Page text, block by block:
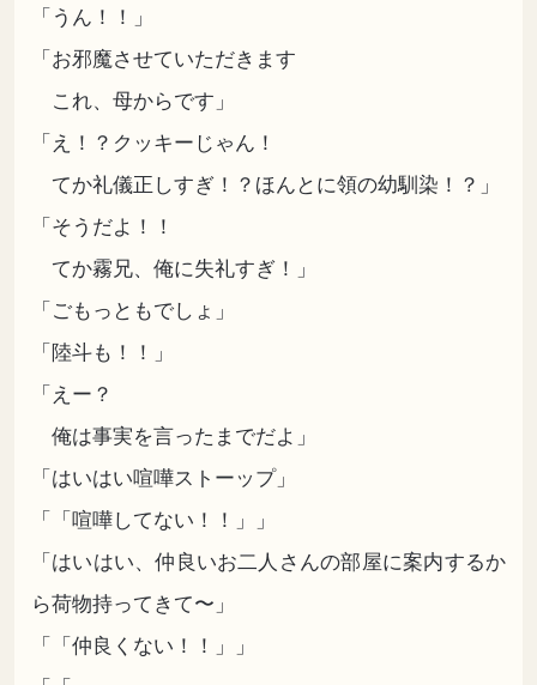
「うん！！」
「お邪魔させていただきます
これ、母からです」
「え！？クッキーじゃん！
てか礼儀正しすぎ！？ほんとに領の幼馴染！？」
「そうだよ！！
てか霧兄、俺に失礼すぎ！」
「ごもっともでしょ」
「陸斗も！！」
「えー？
俺は事実を言ったまでだよ」
「はいはい喧嘩ストーップ」
「「喧嘩してない！！」」
「はいはい、仲良いお二人さんの部屋に案内するか
ら荷物持ってきて〜」
「「仲良くない！！」」